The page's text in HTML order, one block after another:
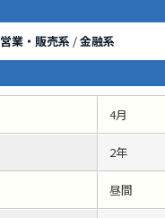
営業・販売系 /金融系
4月
2年
昼間